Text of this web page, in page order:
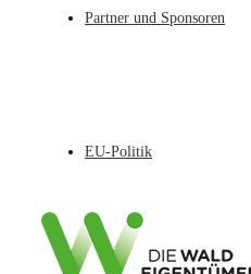
Partner und Sponsoren
EU-Politik